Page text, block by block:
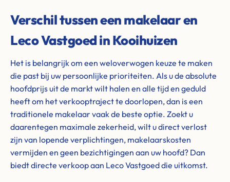
Verschil tussen een makelaar en
Leco Vastgoed in Kooihuizen
Het is belangrijk om een weloverwogen keuze te maken
die past bij uw persoonlijke prioriteiten. Als u de absolute
hoofdprijs uit de markt wilt halen en alle tijd en geduld
heeft om het verkooptraject te doorlopen, dan is een
traditionele makelaar vaak de beste optie. Zoekt u
daarentegen maximale zekerheid, wilt u direct verlost
zijn van lopende verplichtingen, makelaarskosten
vermijden en geen bezichtigingen aan uw hoofd? Dan
biedt directe verkoop aan Leco Vastgoed die uitkomst.